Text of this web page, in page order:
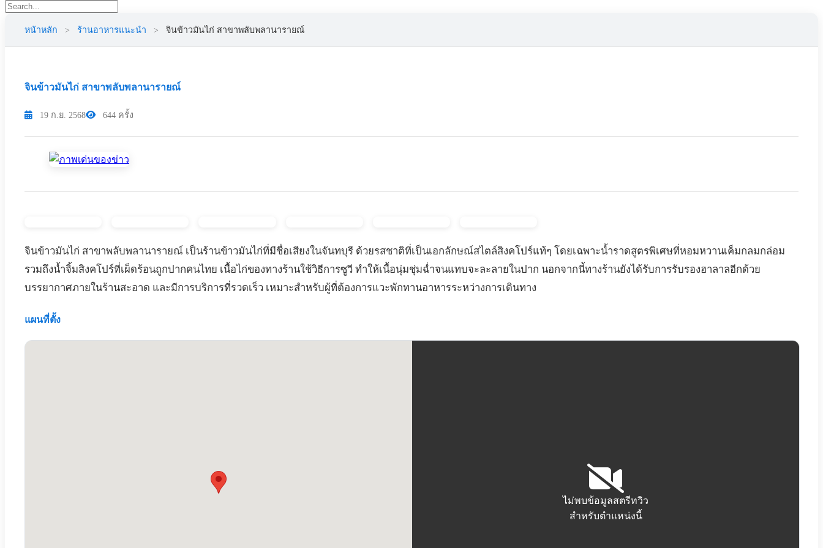
หน้าหลัก > ร้านอาหารแนะนำ > จินข้าวมันไก่ สาขาพลับพลานารายณ์
จินข้าวมันไก่ สาขาพลับพลานารายณ์
19 ก.ย. 2568 644 ครั้ง
จินข้าวมันไก่ สาขาพลับพลานารายณ์ เป็นร้านข้าวมันไก่ที่มีชื่อเสียงในจันทบุรี ด้วยรสชาติที่เป็นเอกลักษณ์สไตล์สิงคโปร์แท้ๆ โดยเฉพาะน้ำราดสูตรพิเศษที่หอมหวานเค็มกลมกล่อม
รวมถึงน้ำจิ้มสิงคโปร์ที่เผ็ดร้อนถูกปากคนไทย เนื้อไก่ของทางร้านใช้วิธีการซูวี ทำให้เนื้อนุ่มชุ่มฉ่ำจนแทบจะละลายในปาก นอกจากนี้ทางร้านยังได้รับการรับรองฮาลาลอีกด้วย
บรรยากาศภายในร้านสะอาด และมีการบริการที่รวดเร็ว เหมาะสำหรับผู้ที่ต้องการแวะพักทานอาหารระหว่างการเดินทาง
แผนที่ตั้ง
ไม่พบข้อมูลสตรีทวิว
สำหรับตำแหน่งนี้